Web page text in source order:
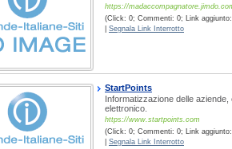
https://
(Click: 0; Commenti: 0; Link
Segnala Link Interrotto
StartPoints
Informatizzazione delle
elettronico.
https://www.startpoints.com
(Click: 0; Commenti: 0; Link
Segnala Link Interrotto